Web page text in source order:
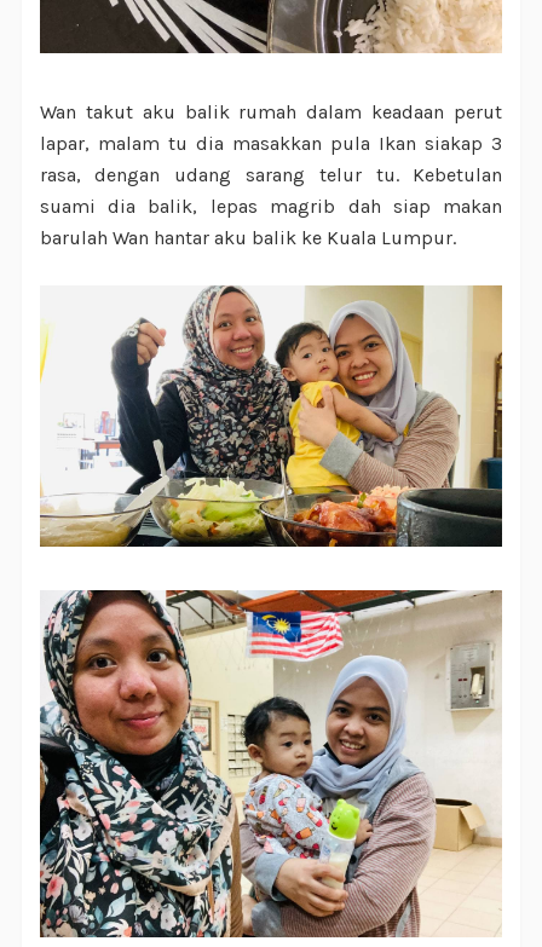
Wan takut aku balik rumah dalam keadaan perut
lapar, malam tu dia masakkan pula Ikan siakap 3
rasa, dengan udang sarang telur tu. Kebetulan
suami dia balik, lepas magrib dah siap makan
barulah Wan hantar aku balik ke Kuala Lumpur.